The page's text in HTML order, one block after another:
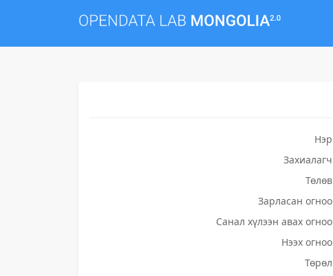
Нэр
Захиалагч
Төлөв
Зарласан огноо
Санал хүлээн авах огноо
Нээх огноо
Төрөл